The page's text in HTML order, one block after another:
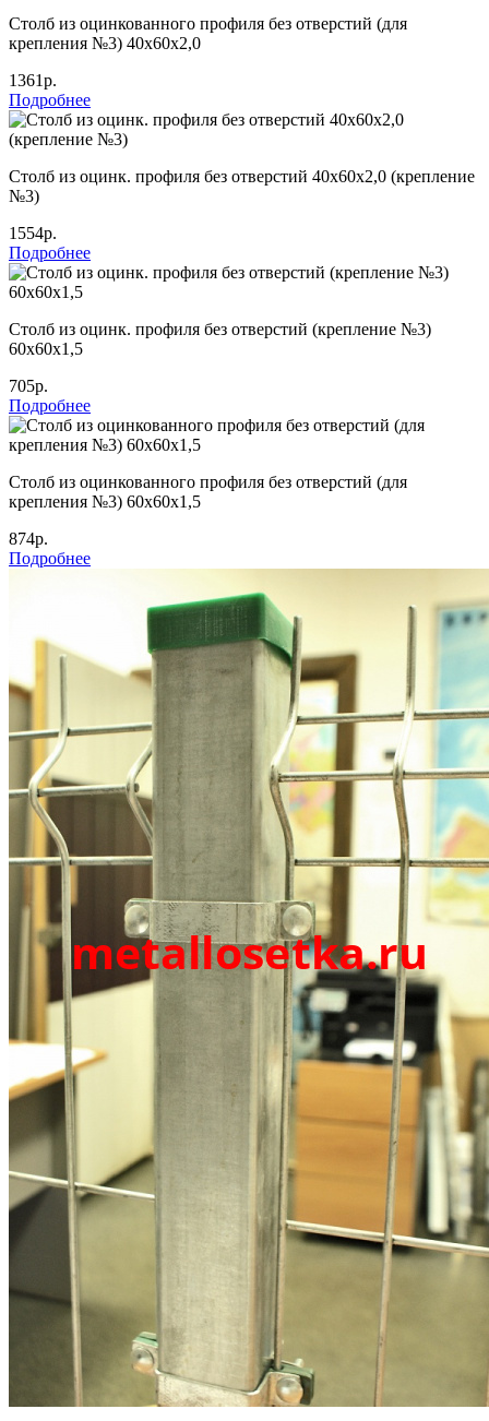
Столб из оцинкованного профиля без отверстий (для
крепления №3) 40х60х2,0
1361р.
Подробнее
Столб из оцинк. профиля без отверстий 40х60х2,0 (крепление
№3)
1554р.
Подробнее
Столб из оцинк. профиля без отверстий (крепление №3)
60х60х1,5
705р.
Подробнее
Столб из оцинкованного профиля без отверстий (для
крепления №3) 60х60х1,5
874р.
Подробнее